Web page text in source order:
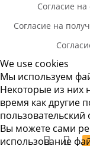
Согласие
Согласие на
We use cookies
Мы используем
Некоторые из них
время как другие
Вы можете сами
использование